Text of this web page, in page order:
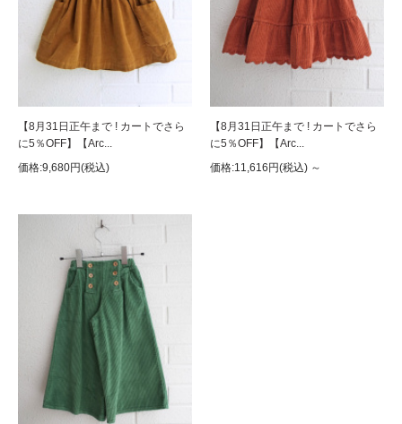
【8月31日正午まで ! カートでさら
に5％OFF】【Arc...
価格:9,680円(税込)
【8月31日正午まで ! カートでさら
に5％OFF】【Arc...
価格:11,616円(税込) ～